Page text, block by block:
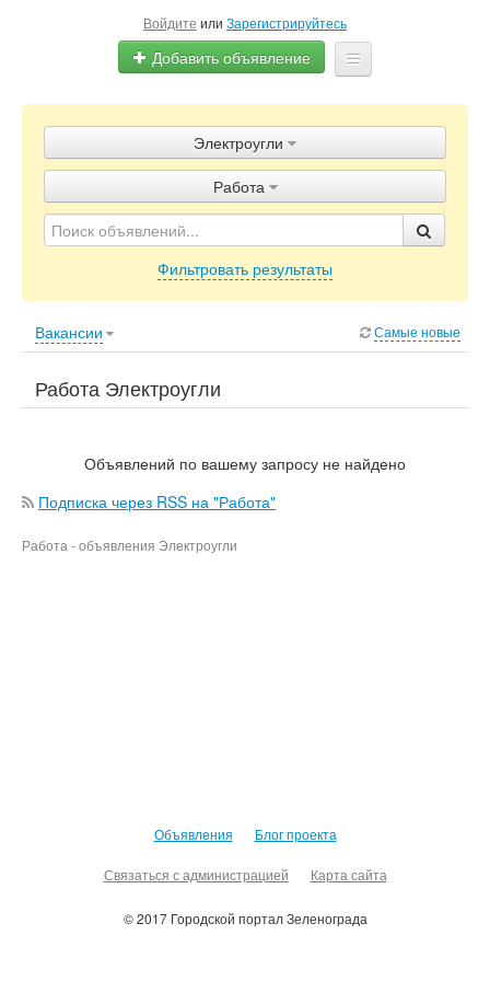
Войдите или Зарегистрируйтесь
Добавить объявление
Объявления
Блог
Электроугли
Работа
Фильтровать результаты
Вакансии Самые новые
Работа Электроугли
Объявлений по вашему запросу не найдено
Подписка через RSS на "Работа"
Работа - объявления Электроугли
Объявления Блог проекта
Связаться с администрацией Карта сайта
© 2017 Городской портал Зеленограда